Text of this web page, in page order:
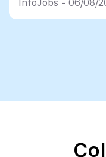
InfoJobs - 06/08/